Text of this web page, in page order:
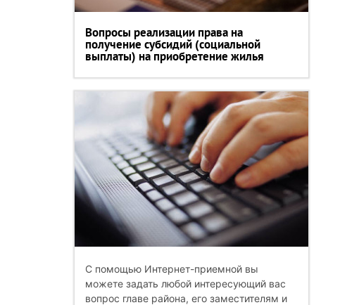
Вопросы реализации права на
получение субсидий (социальной
выплаты) на приобретение жилья
С помощью Интернет-приемной вы
можете задать любой интересующий вас
вопрос главе района, его заместителям и